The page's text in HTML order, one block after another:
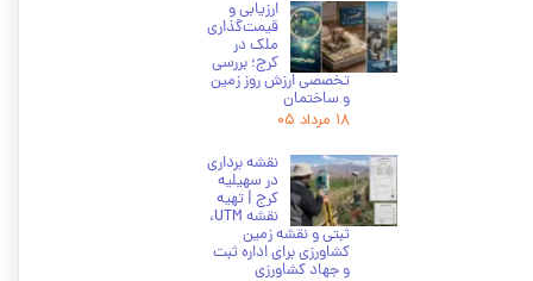
ارزیابی و
قیمت‌گذاری
ملک در
کرج؛ بررسی
تخصصی ارزش روز زمین
و ساختمان
۱۸ مرداد ۰۵
نقشه برداری
در سهیلیه
کرج | تهیه
نقشه UTM،
ثبتی و نقشه زمین
کشاورزی برای اداره ثبت
و جهاد کشاورزی